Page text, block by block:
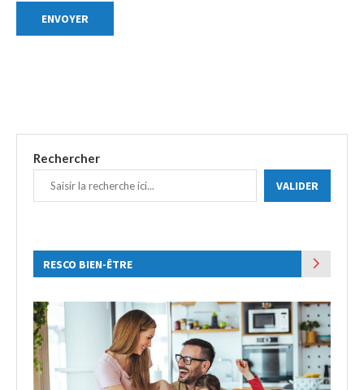
Rechercher
VALIDER
RESCO BIEN-ÊTRE